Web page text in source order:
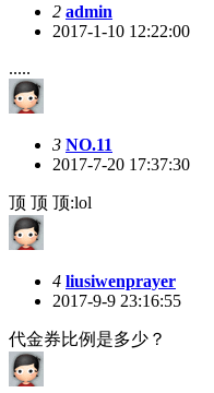
2 admin
2017-1-10 12:22:00
.....
3 NO.11
2017-7-20 17:37:30
顶 顶 顶:lol
4 liusiwenprayer
2017-9-9 23:16:55
代金券比例是多少？